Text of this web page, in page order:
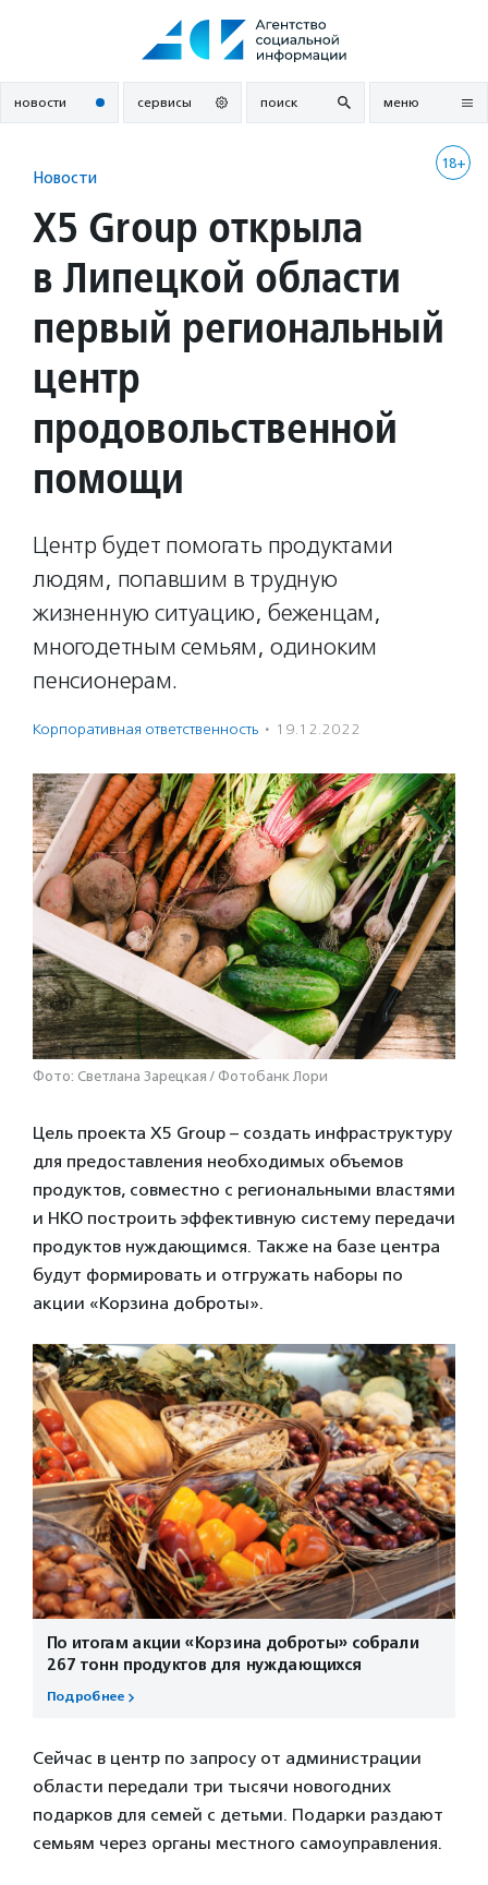
новости сервисы поиск меню
18+
Новости
X5 Group открыла
в Липецкой области
первый региональный
центр
продовольственной
помощи
Центр будет помогать продуктами
людям, попавшим в трудную
жизненную ситуацию, беженцам,
многодетным семьям, одиноким
пенсионерам.
Корпоративная ответственность · 19.12.2022
Фото: Светлана Зарецкая / Фотобанк Лори
Цель проекта X5 Group – создать инфраструктуру
для предоставления необходимых объемов
продуктов, совместно с региональными властями
и НКО построить эффективную систему передачи
продуктов нуждающимся. Также на базе центра
будут формировать и отгружать наборы по
акции «Корзина доброты».
По итогам акции «Корзина доброты» собрали
267 тонн продуктов для нуждающихся
Подробнее
Сейчас в центр по запросу от администрации
области передали три тысячи новогодних
подарков для семей с детьми. Подарки раздают
семьям через органы местного самоуправления.